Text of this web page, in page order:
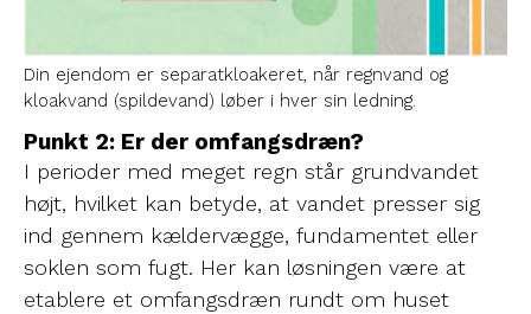
Din ejendom er separatkloakeret, når regnvand og
kloakvand (spildevand) løber i hver sin ledning.
Punkt 2: Er der omfangsdræn?
I perioder med meget regn står grundvandet
højt, hvilket kan betyde, at vandet presser sig
ind gennem kældervægge, fundamentet eller
soklen som fugt. Her kan løsningen være at
etablere et omfangsdræn rundt om huset